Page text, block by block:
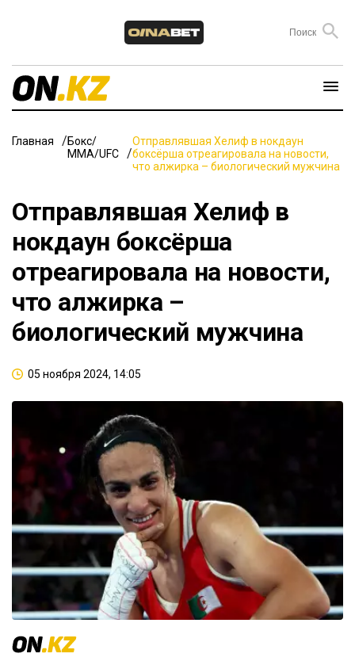
Главная
Бокс/
ММА/UFC
Отправлявшая Хелиф в нокдаун
боксёрша отреагировала на новости,
что алжирка – биологический мужчина
Отправлявшая Хелиф в
нокдаун боксёрша
отреагировала на новости,
что алжирка –
биологический мужчина
05 ноября 2024, 14:05